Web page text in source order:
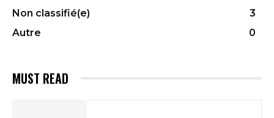
Non classifié(e)
3
Autre
0
MUST READ